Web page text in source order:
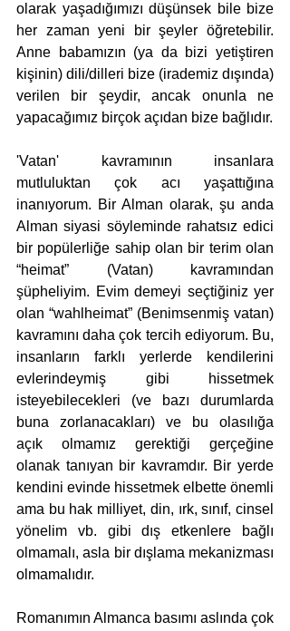
olarak yaşadığımızı düşünsek bile bize
her zaman yeni bir şeyler öğretebilir.
Anne babamızın (ya da bizi yetiştiren
kişinin) dili/dilleri bize (irademiz dışında)
verilen bir şeydir, ancak onunla ne
yapacağımız birçok açıdan bize bağlıdır.
'Vatan' kavramının insanlara
mutluluktan çok acı yaşattığına
inanıyorum. Bir Alman olarak, şu anda
Alman siyasi söyleminde rahatsız edici
bir popülerliğe sahip olan bir terim olan
“heimat” (Vatan) kavramından
şüpheliyim. Evim demeyi seçtiğiniz yer
olan “wahlheimat” (Benimsenmiş vatan)
kavramını daha çok tercih ediyorum. Bu,
insanların farklı yerlerde kendilerini
evlerindeymiş gibi hissetmek
isteyebilecekleri (ve bazı durumlarda
buna zorlanacakları) ve bu olasılığa
açık olmamız gerektiği gerçeğine
olanak tanıyan bir kavramdır. Bir yerde
kendini evinde hissetmek elbette önemli
ama bu hak milliyet, din, ırk, sınıf, cinsel
yönelim vb. gibi dış etkenlere bağlı
olmamalı, asla bir dışlama mekanizması
olmamalıdır.
Romanımın Almanca basımı aslında çok